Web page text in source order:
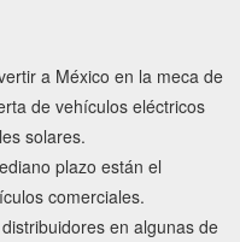
a México en la meca de
de vehículos eléctricos
solares.
plazo están el
comerciales.
en algunas de